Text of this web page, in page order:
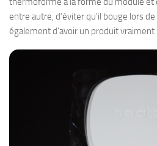
entre autre, d’éviter qu’il bouge lors
également d’avoir un produit